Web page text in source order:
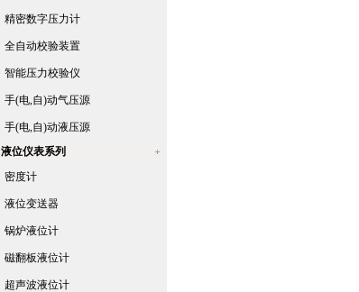
精密数字压力计
全自动校验装置
智能压力校验仪
手(电,自)动气压源
手(电,自)动液压源
液位仪表系列
密度计
液位变送器
锅炉液位计
磁翻板液位计
超声波液位计